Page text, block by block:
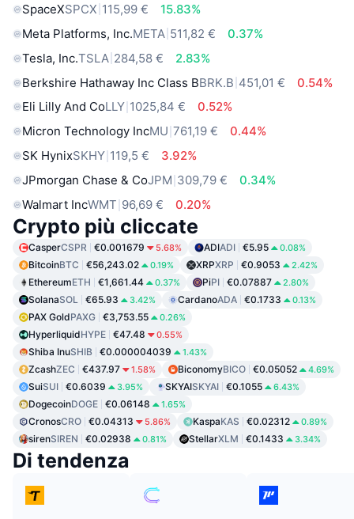
SpaceXSPCX 115,99 €
15.83%
Meta Platforms, Inc.META 511,82 €
0.37%
Tesla, Inc.TSLA 284,58 €
2.83%
Berkshire Hathaway Inc Class BBRK.B 451,01 €
0.54%
Eli Lilly And CoLLY 1025,84 €
0.52%
Micron Technology IncMU 761,19 €
0.44%
SK HynixSKHY 119,5 €
3.92%
JPmorgan Chase & CoJPM 309,79 €
0.34%
Walmart IncWMT 96,69 € 0.20%
Crypto più cliccate
CasperCSPR €0.001679 5.68% ADIADI €5.95 0.08%
BitcoinBTC €56,243.02 0.19% XRPXRP €0.9053 2.42%
EthereumETH €1,661.44 0.37% PiPI €0.07887 2.80%
SolanaSOL €65.93 3.42% CardanoADA €0.1733 0.13%
PAX GoldPAXG €3,753.55 0.26%
HyperliquidHYPE €47.48 0.55%
Shiba InuSHIB €0.000004039 1.43%
ZcashZEC €437.97 1.58% BiconomyBICO €0.05052 4.69%
SuiSUI €0.6039 3.95% SKYAISKYAI €0.1055 6.43%
DogecoinDOGE €0.06148 1.65%
CronosCRO €0.04313 5.86% KaspaKAS €0.02312 0.89%
sirenSIREN €0.02938 0.81% StellarXLM €0.1433 3.34%
Di tendenza